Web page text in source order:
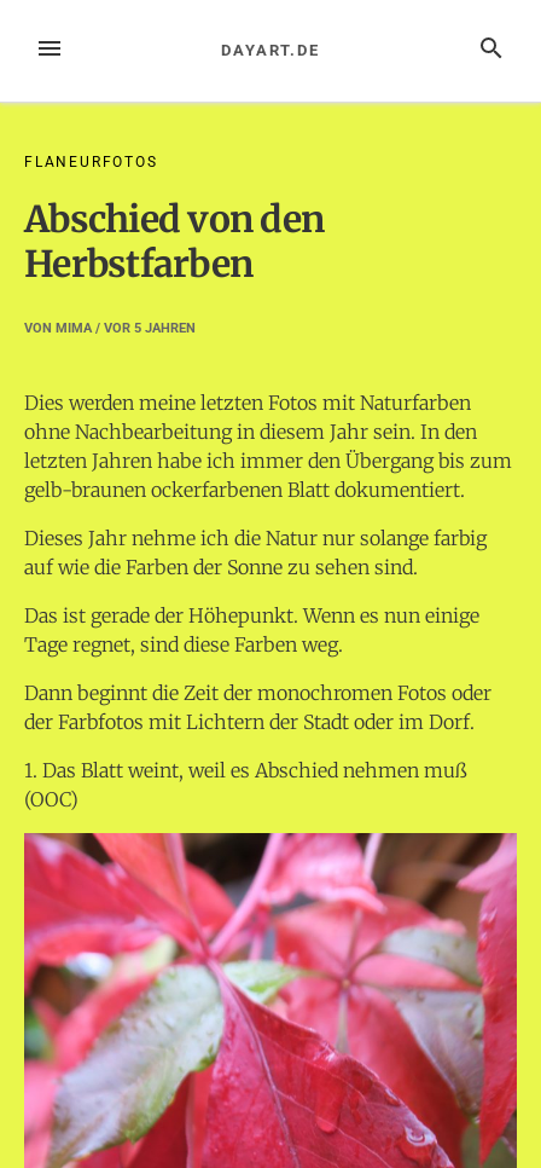
InhaltMENÜ SUCHE
DAYART.DE
FLANEURFOTOS
Abschied von den
Herbstfarben
VON MIMA/ VOR 5 JAHREN
Dies werden meine letzten Fotos mit Naturfarben
ohne Nachbearbeitung in diesem Jahr sein. In den
letzten Jahren habe ich immer den Übergang bis zum
gelb-braunen ockerfarbenen Blatt dokumentiert.
Dieses Jahr nehme ich die Natur nur solange farbig
auf wie die Farben der Sonne zu sehen sind.
Das ist gerade der Höhepunkt. Wenn es nun einige
Tage regnet, sind diese Farben weg.
Dann beginnt die Zeit der monochromen Fotos oder
der Farbfotos mit Lichtern der Stadt oder im Dorf.
1. Das Blatt weint, weil es Abschied nehmen muß
(OOC)